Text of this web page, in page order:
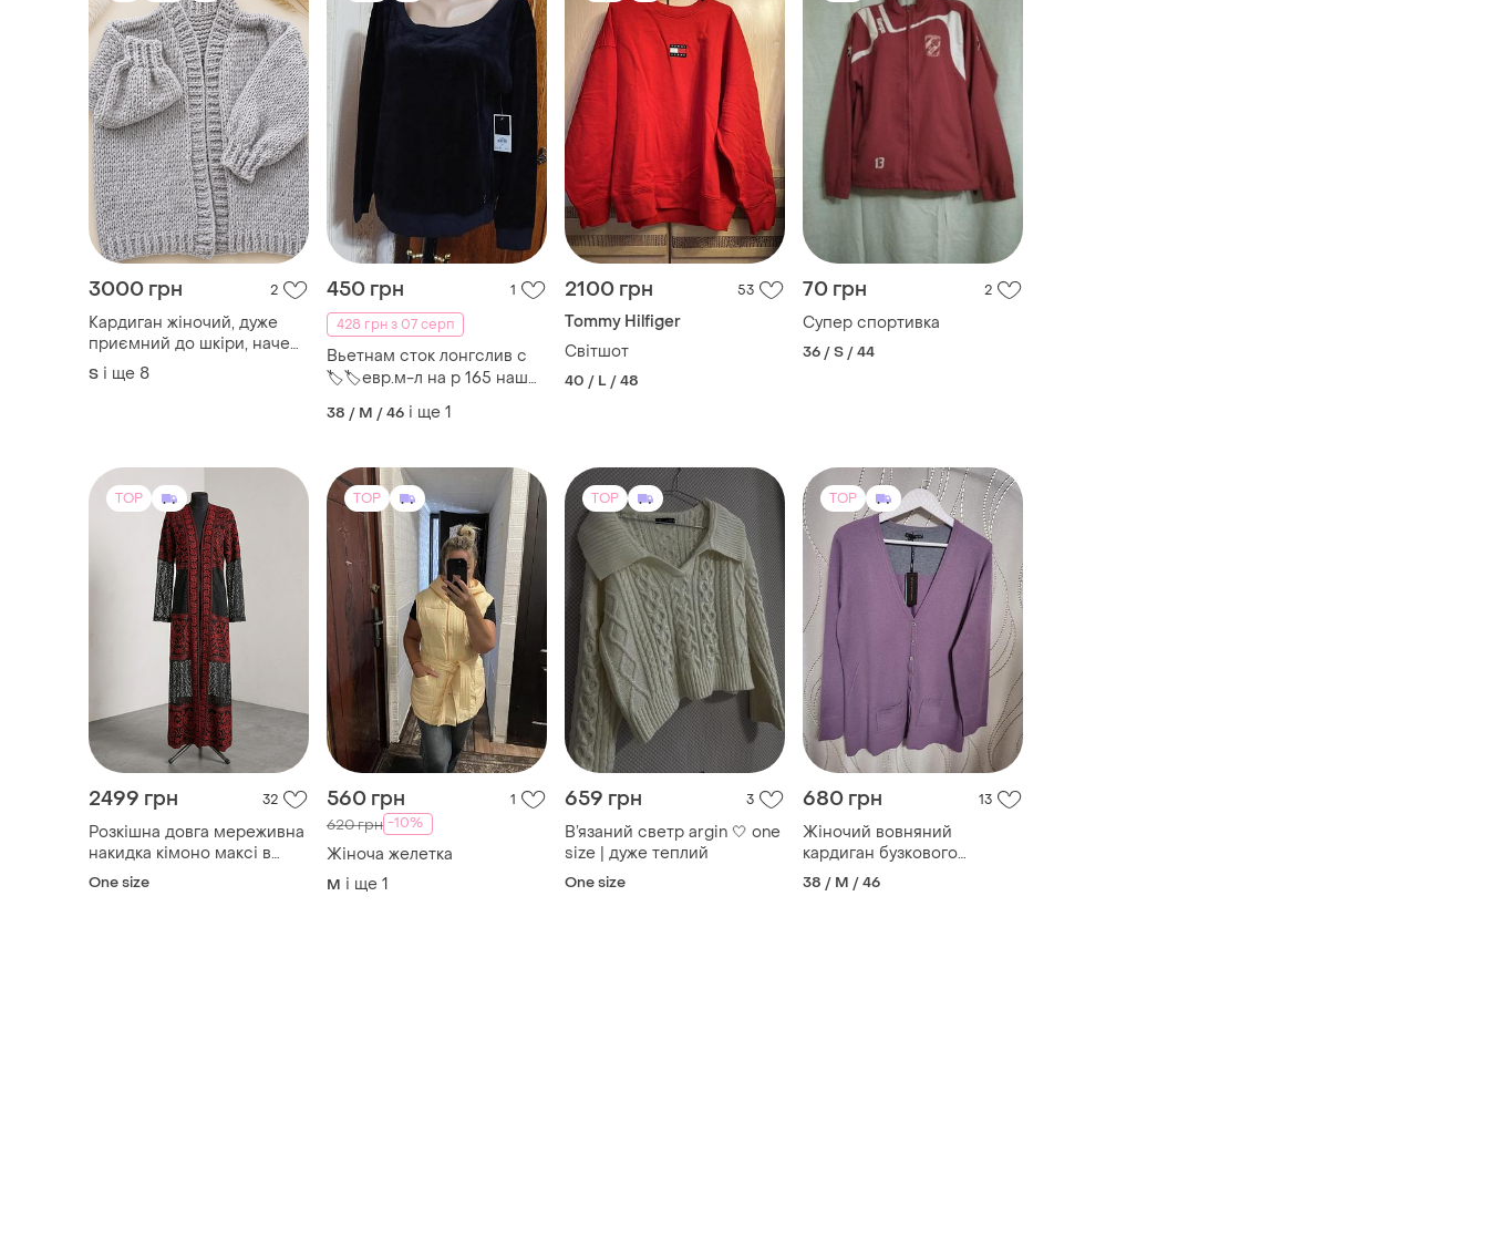
3000 грн 2
Кардиган жіночий, дуже
приємний до шкіри, наче
тонеш в обіймах🤗
необмежений вибір
S і ще 8
450 грн
1
428 грн з 07 серп
Вьетнам сток лонгслив с
🏷🏷евр.м-л на р 165 наш
р.48-50
38 / M / 46 і ще 1
2100 грн 53
Tommy Hilfiger
Світшот
40 / L / 48
70 грн 2
Супер спортивка
36 / S / 44
TOP
2499 грн 32
Розкішна довга мереживна
накидка кімоно максі в
етно стилі українська
One size
TOP
560 грн 1
620 грн -10%
Жіноча желетка
M і ще 1
TOP
659 грн 3
В’язаний светр argin 🤍 one
size | дуже теплий
One size
TOP
680 грн 13
Жіночий вовняний
кардиган бузкового
кольору бренду givу
38 / M / 46